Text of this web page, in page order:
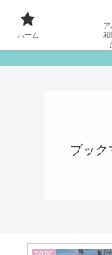
MATY
ブック
ホーム
ア
和